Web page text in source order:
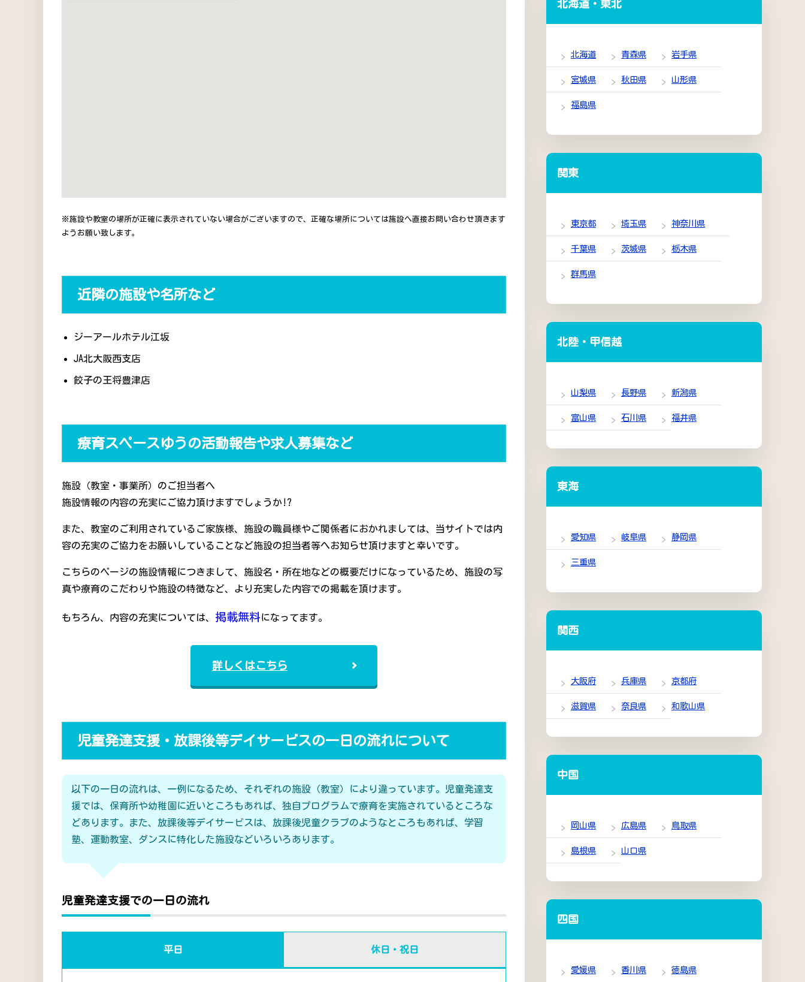
※施設や教室の場所が正確に表示されていない場合がございますので、正確な場所については施設へ直接お問い合わせ頂きます
ようお願い致します。
近隣の施設や名所など
ジーアールホテル江坂
JA北大阪西支店
餃子の王将豊津店
療育スペースゆうの活動報告や求人募集など
施設（教室・事業所）のご担当者へ
施設情報の内容の充実にご協力頂けますでしょうか!?
また、教室のご利用されているご家族様、施設の職員様やご関係者におかれましては、当サイトでは内
容の充実のご協力をお願いしていることなど施設の担当者等へお知らせ頂けますと幸いです。
こちらのページの施設情報につきまして、施設名・所在地などの概要だけになっているため、施設の写
真や療育のこだわりや施設の特徴など、より充実した内容での掲載を頂けます。
もちろん、内容の充実については、 掲載無料になってます。
詳しくはこちら
児童発達支援・放課後等デイサービスの一日の流れについて
以下の一日の流れは、一例になるため、それぞれの施設（教室）により違っています。児童発達支
援では、保育所や幼稚園に近いところもあれば、独自プログラムで療育を実施されているところな
どあります。また、放課後等デイサービスは、放課後児童クラブのようなところもあれば、学習
塾、運動教室、ダンスに特化した施設などいろいろあります。
児童発達支援での一日の流れ
平日 休日・祝日
北海道・東北
北海道 青森県 岩手県
宮城県 秋田県 山形県
福島県
関東
東京都 埼玉県 神奈川県
千葉県 茨城県 栃木県
群馬県
北陸・甲信越
山梨県 長野県 新潟県
富山県 石川県 福井県
東海
愛知県 岐阜県 静岡県
三重県
関西
大阪府 兵庫県 京都府
滋賀県 奈良県 和歌山県
中国
岡山県 広島県 鳥取県
島根県 山口県
四国
愛媛県 香川県 徳島県